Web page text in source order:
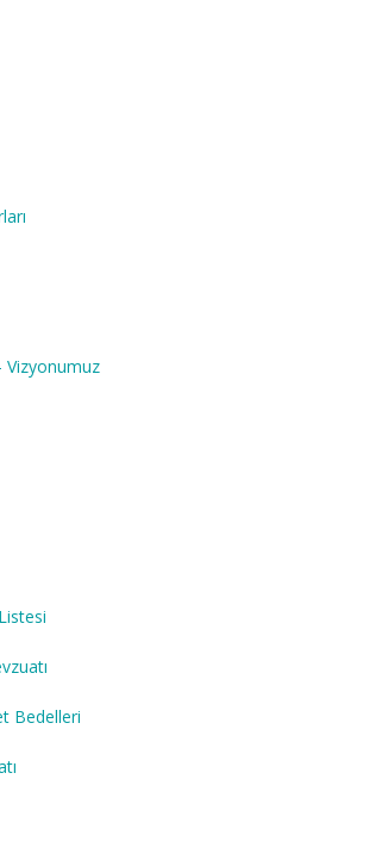
Vizyonumuz
Bedelleri